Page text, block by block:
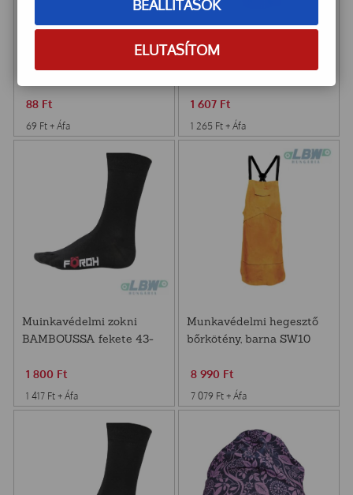
Higiéniai szájmaszk 3
rétegű
88 Ft
69 Ft + Áfa
Mágneses textil
csuklópánt 23x8cm
1 607 Ft
1 265 Ft + Áfa
Muinkavédelmi zokni
BAMBOUSSA fekete 43-
1 800 Ft
1 417 Ft + Áfa
Munkavédelmi hegesztő
bőrkötény, barna SW10
8 990 Ft
7 079 Ft + Áfa
BEÁLLÍTÁSOK
ELUTASÍTOM